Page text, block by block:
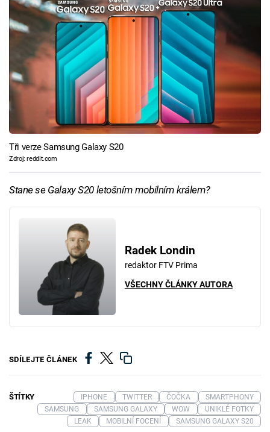
Tři verze Samsung Galaxy S20
Zdroj: reddit.com
Stane se Galaxy S20 letošním mobilním králem?
Radek Londin
redaktor FTV Prima
VŠECHNY ČLÁNKY AUTORA
SDÍLEJTE ČLÁNEK
ŠTÍTKY IPHONE TWITTER ČOČKA
SMARTPHONY
SAMSUNG
SAMSUNG GALAXY WOW
UNIKLÉ FOTKY
LEAK
MOBILNÍ FOCENÍ SAMSUNG GALAXY S20